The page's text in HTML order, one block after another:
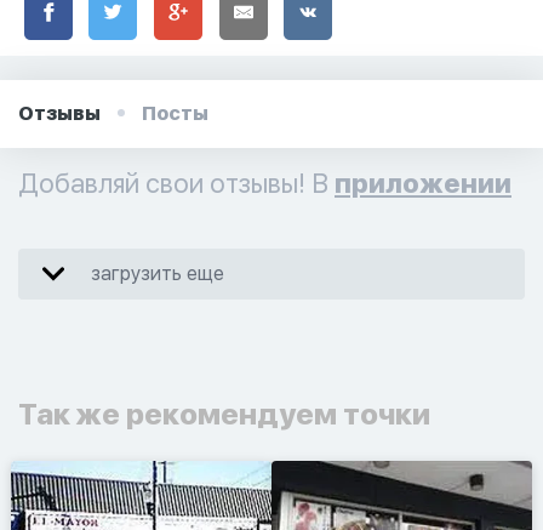
Отзывы Посты
Добавляй свои отзывы! В приложении
загрузить еще
Так же рекомендуем точки